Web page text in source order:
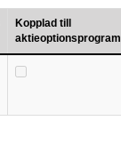
Kopplad till
aktieoptionsprogram